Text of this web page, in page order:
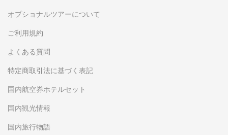
オプショナルツアーについて
ご利用規約
よくある質問
特定商取引法に基づく表記
国内航空券ホテルセット
国内観光情報
国内旅行物語